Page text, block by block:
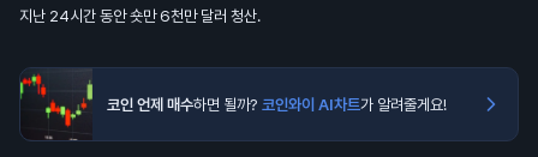
지난 24시간 동안 숏만 6천만 달러 청산.
코인 언제 매수하면 될까? 코인와이 AI차트가 알려줄게요!